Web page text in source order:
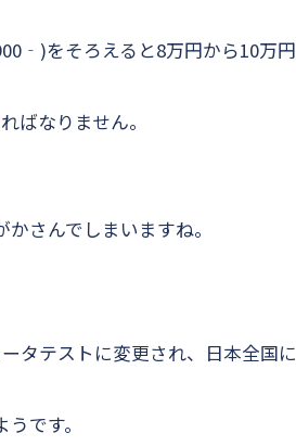
をそろえると8万円から10万円
ばなりません。
さんでしまいますね。
タテストに変更され、日本全国に
です。